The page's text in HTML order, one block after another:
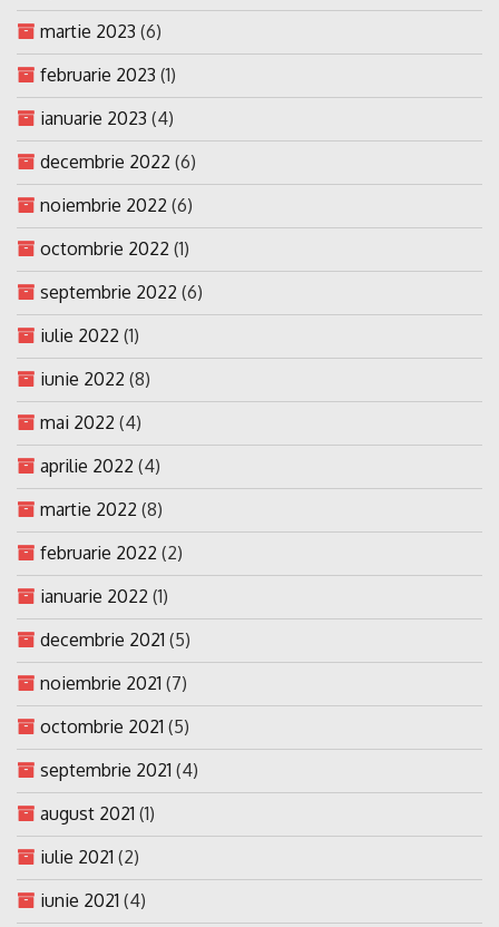
martie 2023 (6)
februarie 2023 (1)
ianuarie 2023 (4)
decembrie 2022 (6)
noiembrie 2022 (6)
octombrie 2022 (1)
septembrie 2022 (6)
iulie 2022 (1)
iunie 2022 (8)
mai 2022 (4)
aprilie 2022 (4)
martie 2022 (8)
februarie 2022 (2)
ianuarie 2022 (1)
decembrie 2021 (5)
noiembrie 2021 (7)
octombrie 2021 (5)
septembrie 2021 (4)
august 2021 (1)
iulie 2021 (2)
iunie 2021 (4)